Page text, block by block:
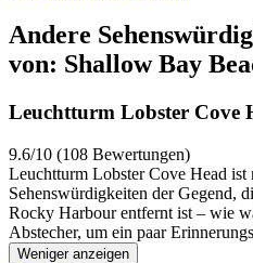
Andere
von: Shallow Bay
Leuchtturm Lobster Cove
9.6/10 (108 Bewertungen)
Leuchtturm Lobster Cove Head ist
Sehenswürdigkeiten der Gegend,
Rocky Harbour entfernt ist – wie
Abstecher, um ein paar
Weniger anzeigen